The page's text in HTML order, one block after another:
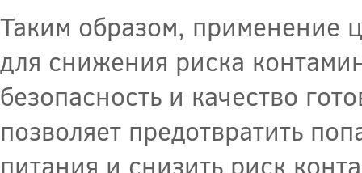
Таким образом, применение
для снижения риска
безопасность и качество
позволяет предотвратить
питания и снизить риск